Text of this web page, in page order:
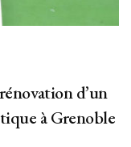
d’un
à Grenoble